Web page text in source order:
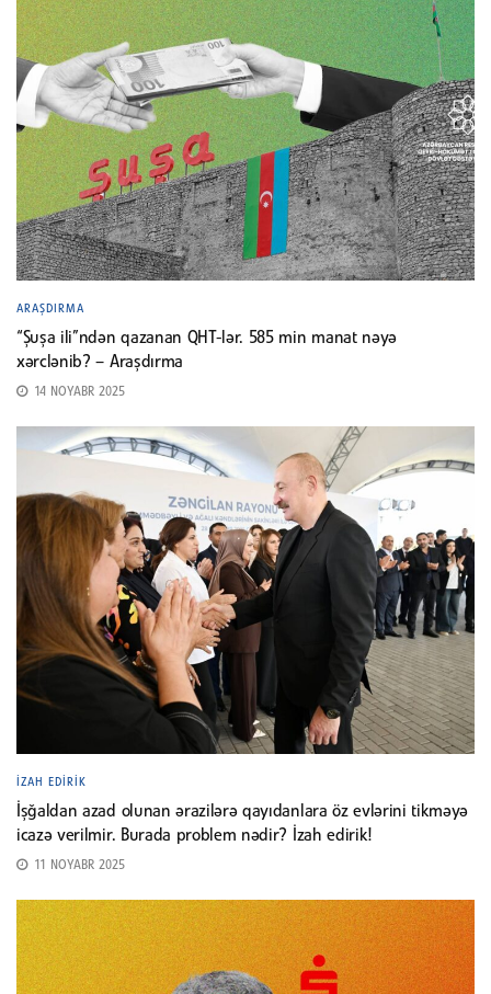
ARAŞDIRMA
“Şuşa ili”ndən qazanan QHT-lər. 585 min manat nəyə
xərclənib? – Araşdırma
14 NOYABR 2025
İZAH EDIRIK
İşğaldan azad olunan ərazilərə qayıdanlara öz evlərini tikməyə
icazə verilmir. Burada problem nədir? İzah edirik!
11 NOYABR 2025